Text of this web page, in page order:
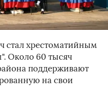
хрестоматийным
Около 60 тысяч
поддерживают
на свои